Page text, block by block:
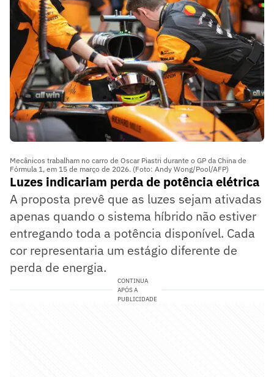
Mecânicos trabalham no carro de Oscar Piastri durante o GP da China de
Fórmula 1, em 15 de março de 2026. (Foto: Andy Wong/Pool/AFP)
Luzes indicariam perda de potência elétrica
A proposta prevê que as luzes sejam ativadas
apenas quando o sistema híbrido não estiver
entregando toda a potência disponível. Cada
cor representaria um estágio diferente de
perda de energia.
CONTINUA
APÓS A
PUBLICIDADE